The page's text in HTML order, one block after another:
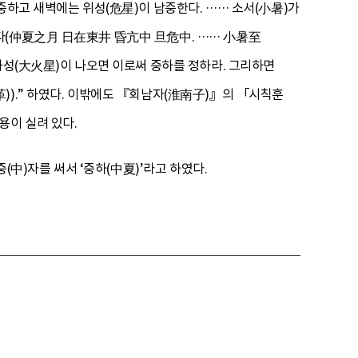
하고 새벽에는 위성(危星)이 남중한다. …… 소서(小暑)가
(仲夏之月 日在東井 昏亢中 旦危中. …… 小暑至
大火星)이 나오면 이로써 중하를 정하라. 그리하면
하였다. 이밖에도 『회남자(淮南子)』의 「시칙훈
이 실려 있다.
)자를 써서 ‘중하(中夏)’라고 하였다.